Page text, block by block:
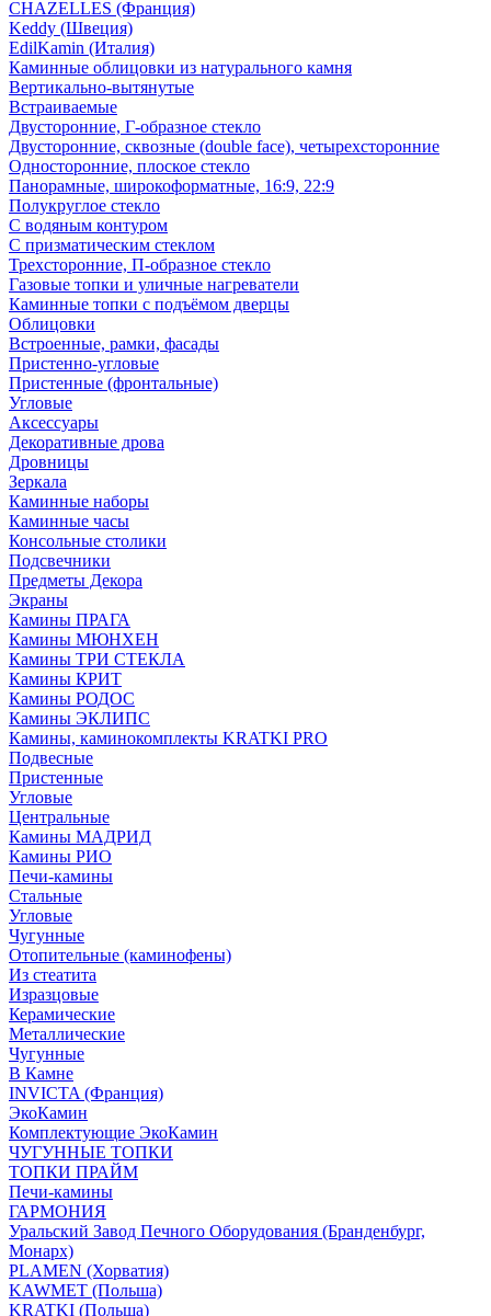
CHAZELLES (Франция)
Keddy (Швеция)
EdilKamin (Италия)
Каминные облицовки из натурального камня
Вертикально-вытянутые
Встраиваемые
Двусторонние, Г-образное стекло
Двусторонние, сквозные (double face), четырехсторонние
Односторонние, плоское стекло
Панорамные, широкоформатные, 16:9, 22:9
Полукруглое стекло
С водяным контуром
С призматическим стеклом
Трехсторонние, П-образное стекло
Газовые топки и уличные нагреватели
Каминные топки с подъёмом дверцы
Облицовки
Встроенные, рамки, фасады
Пристенно-угловые
Пристенные (фронтальные)
Угловые
Аксессуары
Декоративные дрова
Дровницы
Зеркала
Каминные наборы
Каминные часы
Консольные столики
Подсвечники
Предметы Декора
Экраны
Камины ПРАГА
Камины МЮНХЕН
Камины ТРИ СТЕКЛА
Камины КРИТ
Камины РОДОС
Камины ЭКЛИПС
Камины, каминокомплекты KRATKI PRO
Подвесные
Пристенные
Угловые
Центральные
Камины МАДРИД
Камины РИО
Печи-камины
Стальные
Угловые
Чугунные
Отопительные (каминофены)
Из стеатита
Изразцовые
Керамические
Металлические
Чугунные
В Камне
INVICTA (Франция)
ЭкоКамин
Комплектующие ЭкоКамин
ЧУГУННЫЕ ТОПКИ
ТОПКИ ПРАЙМ
Печи-камины
ГАРМОНИЯ
Уральский Завод Печного Оборудования (Бранденбург,
Монарх)
PLAMEN (Хорватия)
KAWMET (Польша)
KRATKI (Польша)